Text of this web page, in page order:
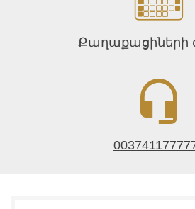
Քաղաքացիների